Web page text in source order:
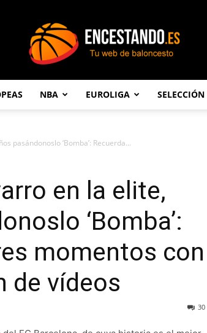
NBA EUROLIGA SELECCIÓN
pasándonoslo ‘Bomba’: Recuerda...
en la elite,
‘Bomba’:
momentos con
de vídeos
30